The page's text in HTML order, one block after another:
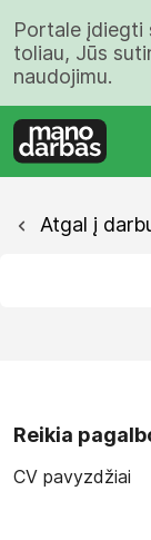
Portale įdiegti
toliau, Jūs
naudojimu.
Atgal į
Reikia
CV pavyzdžiai